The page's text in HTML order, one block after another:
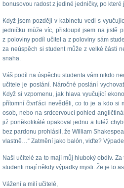
bonusovou radost z jediné jedničky, po které
Když jsem později v kabinetu vedl s
jedničku může víc, přistoupil jsem na jistě
z poloviny podíl učitel a z poloviny sám
za neúspěch si student může z velké části
snaha.
Váš podíl na úspěchu studenta vám nikdo
učitele je poslání. Náročné poslání
Když si vzpomenu, jak hlava vyučující
přítomní čtvrťáci nevěděli, co to je a kdo si
osob, nebo na srdcervoucí pohled
již poněkolikáté opakoval jednu a tutéž
bez pardonu prohlásil, že William
vlastně…“ Zatmění jako balón, viďte?
Naši učitelé za to mají můj hluboký obdiv.
studenti mají někdy výpadky mysli. Že je to
Vážení a milí učitelé,